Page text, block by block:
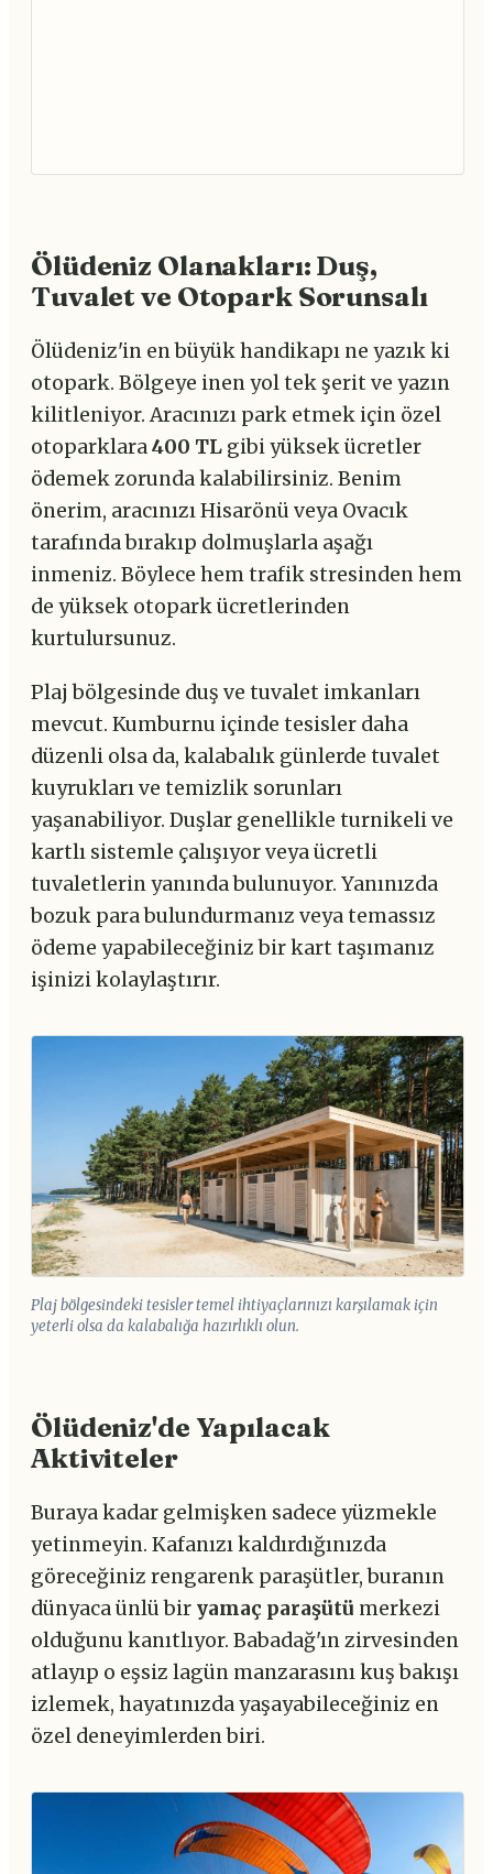
Ölüdeniz Olanakları: Duş,
Tuvalet ve Otopark Sorunsalı
Ölüdeniz'in en büyük handikapı ne yazık ki
otopark. Bölgeye inen yol tek şerit ve yazın
kilitleniyor. Aracınızı park etmek için özel
otoparklara400 TL gibi yüksek ücretler
ödemek zorunda kalabilirsiniz. Benim
önerim, aracınızı Hisarönü veya Ovacık
tarafında bırakıp dolmuşlarla aşağı
inmeniz. Böylece hem trafik stresinden hem
de yüksek otopark ücretlerinden
kurtulursunuz.
Plaj bölgesinde duş ve tuvalet imkanları
mevcut. Kumburnu içinde tesisler daha
düzenli olsa da, kalabalık günlerde tuvalet
kuyrukları ve temizlik sorunları
yaşanabiliyor. Duşlar genellikle turnikeli ve
kartlı sistemle çalışıyor veya ücretli
tuvaletlerin yanında bulunuyor. Yanınızda
bozuk para bulundurmanız veya temassız
ödeme yapabileceğiniz bir kart taşımanız
işinizi kolaylaştırır.
Plaj bölgesindeki tesisler temel ihtiyaçlarınızı karşılamak için
yeterli olsa da kalabalığa hazırlıklı olun.
Ölüdeniz'de Yapılacak
Aktiviteler
Buraya kadar gelmişken sadece yüzmekle
yetinmeyin. Kafanızı kaldırdığınızda
göreceğiniz rengarenk paraşütler, buranın
dünyaca ünlü bir yamaç paraşütü merkezi
olduğunu kanıtlıyor. Babadağ'ın zirvesinden
atlayıp o eşsiz lagün manzarasını kuş bakışı
izlemek, hayatınızda yaşayabileceğiniz en
özel deneyimlerden biri.